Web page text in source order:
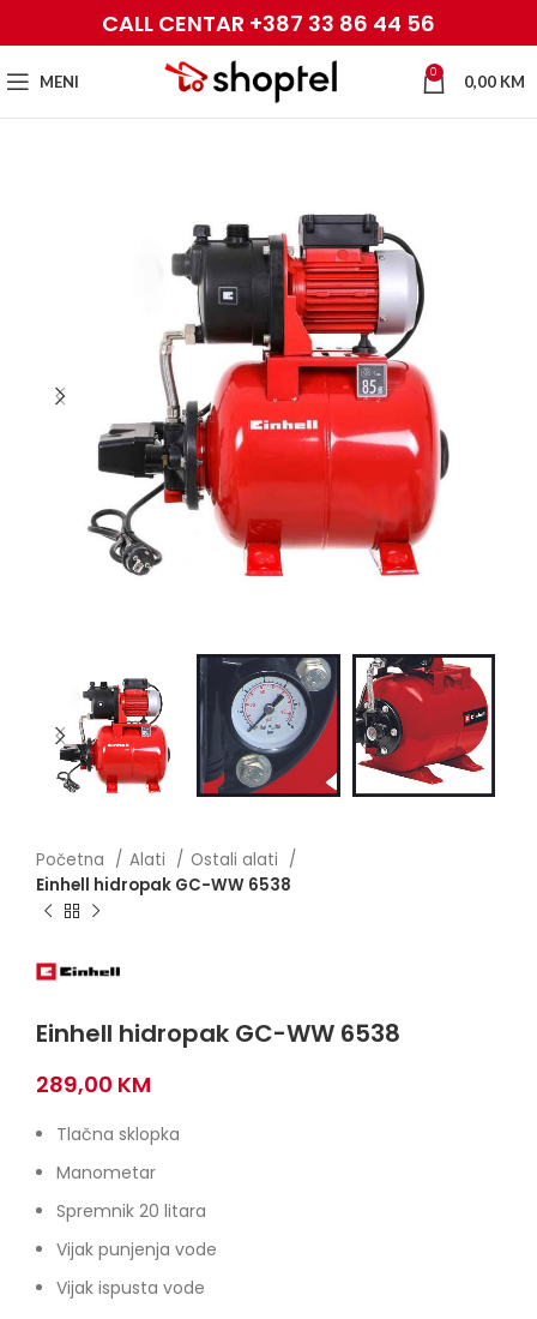
CALL CENTAR +387 33 86 44 56
MENI 0 0,00 KM
Početna Alati
Ostali alati
Einhell hidropak GC-WW 6538
Einhell hidropak GC-WW 6538
289,00 KM
Tlačna sklopka
Manometar
Spremnik 20 litara
Vijak punjenja vode
Vijak ispusta vode